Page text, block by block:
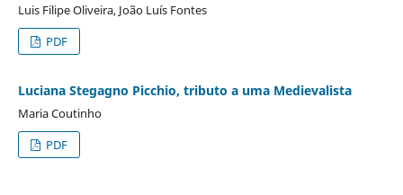
Luis Filipe Oliveira, João Luís Fontes
PDF
Luciana Stegagno Picchio, tributo a uma Medievalista
Maria Coutinho
PDF